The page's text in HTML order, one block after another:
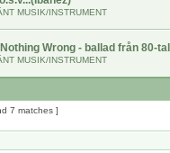
MUSIK/INSTRUMENT
Wrong - ballad från 80-
MUSIK/INSTRUMENT
7 matches ]